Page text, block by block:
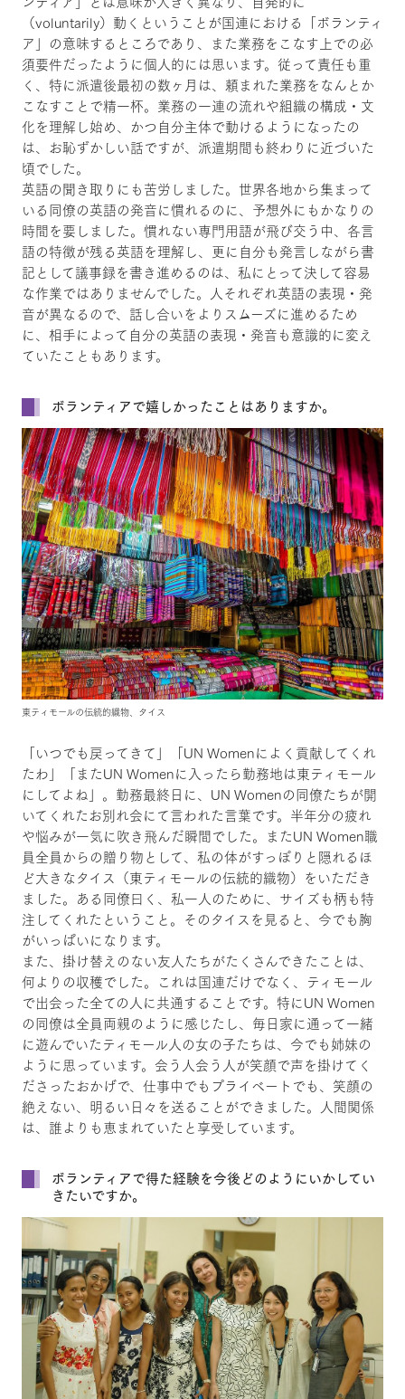
（voluntarily）動くということが国連における「ボランティ
ア」の意味するところであり、また業務をこなす上での必
須要件だったように個人的には思います。従って責任も重
く、特に派遣後最初の数ヶ月は、頼まれた業務をなんとか
こなすことで精一杯。業務の一連の流れや組織の構成・文
化を理解し始め、かつ自分主体で動けるようになったの
は、お恥ずかしい話ですが、派遣期間も終わりに近づいた
頃でした。
英語の聞き取りにも苦労しました。世界各地から集まって
いる同僚の英語の発音に慣れるのに、予想外にもかなりの
時間を要しました。慣れない専門用語が飛び交う中、各言
語の特徴が残る英語を理解し、更に自分も発言しながら書
記として議事録を書き進めるのは、私にとって決して容易
な作業ではありませんでした。人それぞれ英語の表現・発
音が異なるので、話し合いをよりスムーズに進めるため
に、相手によって自分の英語の表現・発音も意識的に変え
ていたこともあります。
ボランティアで嬉しかったことはありますか。
東ティモールの伝統的織物、タイス
「いつでも戻ってきて」「UN Womenによく貢献してくれ
たわ」「またUN Womenに入ったら勤務地は東ティモール
にしてよね」。勤務最終日に、UN Womenの同僚たちが開
いてくれたお別れ会にて言われた言葉です。半年分の疲れ
や悩みが一気に吹き飛んだ瞬間でした。またUN Women職
員全員からの贈り物として、私の体がすっぽりと隠れるほ
ど大きなタイス（東ティモールの伝統的織物）をいただき
ました。ある同僚曰く、私一人のために、サイズも柄も特
注してくれたということ。そのタイスを見ると、今でも胸
がいっぱいになります。
また、掛け替えのない友人たちがたくさんできたことは、
何よりの収穫でした。これは国連だけでなく、ティモール
で出会った全ての人に共通することです。特にUN Women
の同僚は全員両親のように感じたし、毎日家に通って一緒
に遊んでいたティモール人の女の子たちは、今でも姉妹の
ように思っています。会う人会う人が笑顔で声を掛けてく
ださったおかげで、仕事中でもプライベートでも、笑顔の
絶えない、明るい日々を送ることができました。人間関係
は、誰よりも恵まれていたと享受しています。
ボランティアで得た経験を今後どのようにいかしてい
きたいですか。